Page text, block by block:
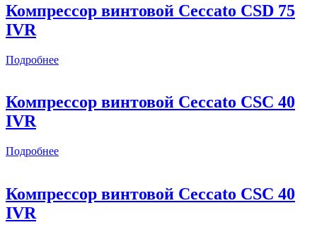
Компрессор винтовой Ceccato CSD 75
IVR
Подробнее
Компрессор винтовой Ceccato CSС 40
IVR
Подробнее
Компрессор винтовой Ceccato CSС 40
IVR